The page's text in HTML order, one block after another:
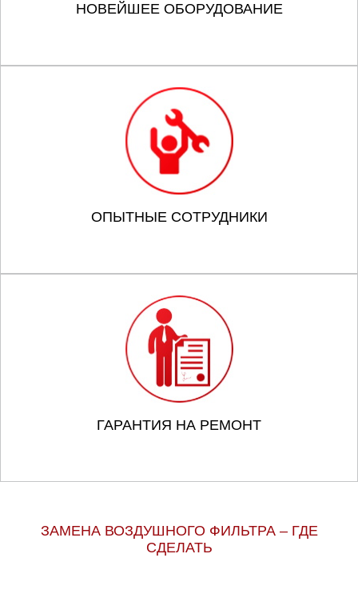
НОВЕЙШЕЕ ОБОРУДОВАНИЕ
ОПЫТНЫЕ СОТРУДНИКИ
ГАРАНТИЯ НА РЕМОНТ
ЗАМЕНА ВОЗДУШНОГО ФИЛЬТРА – ГДЕ
СДЕЛАТЬ